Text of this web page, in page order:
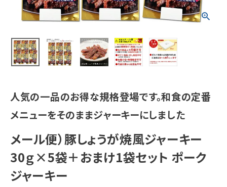
人気の一品のお得な規格登場です。和食の定番
メニューをそのままジャーキーにしました
メール便）豚しょうが焼風ジャーキー
30ｇ×5袋＋おまけ1袋セット ポーク
ジャーキー